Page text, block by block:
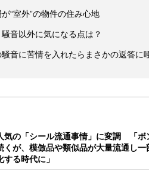
“室外”の物件の住み心地
音以外に気になる点は？
音に苦情を入れたらまさかの返答に
気の「シール流通事情」に変調 「ボ
くが、模倣品や類似品が大量流通し
する時代に」